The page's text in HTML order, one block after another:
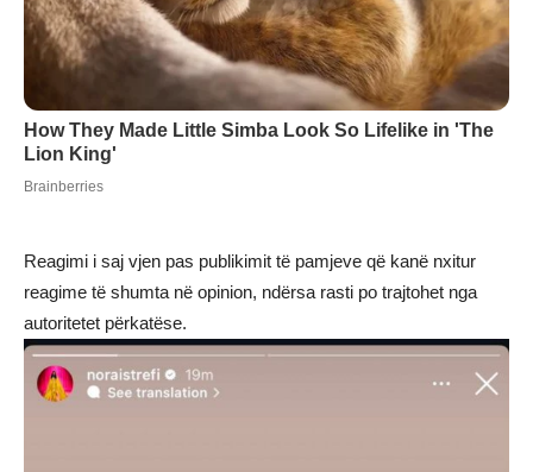
Reagimi i saj vjen pas publikimit të pamjeve që kanë nxitur
reagime të shumta në opinion, ndërsa rasti po trajtohet nga
autoritetet përkatëse.